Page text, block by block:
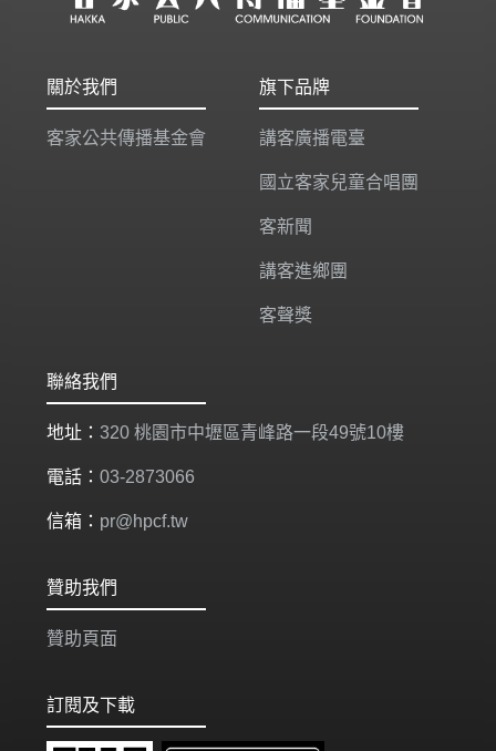
關於我們
客家公共傳播基金會
旗下品牌
講客廣播電臺
國立客家兒童合唱團
客新聞
講客進鄉團
客聲獎
聯絡我們
地址： 320 桃園市中壢區青峰路一段49號10樓
電話： 03-2873066
信箱： pr@hpcf.tw
贊助我們
贊助頁面
訂閱及下載